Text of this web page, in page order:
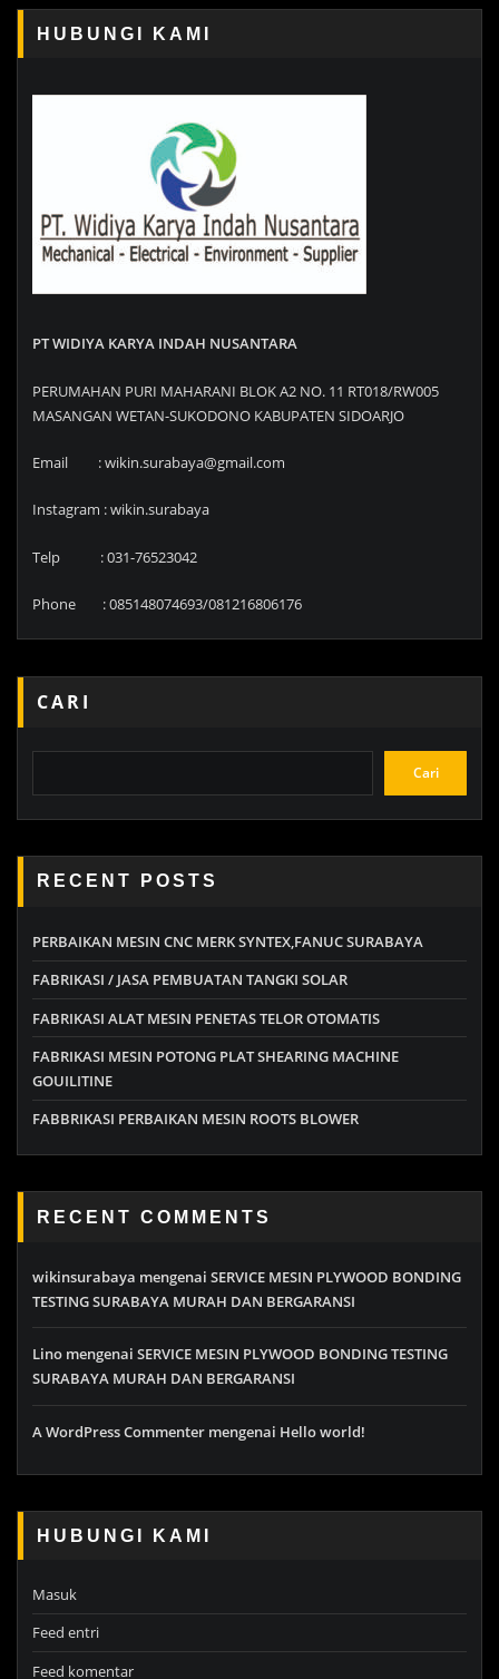
HUBUNGI KAMI
PT WIDIYA KARYA INDAH NUSANTARA
PERUMAHAN PURI MAHARANI BLOK A2 NO. 11 RT018/RW005
MASANGAN WETAN-SUKODONO KABUPATEN SIDOARJO
Email : wikin.surabaya@gmail.com
Instagram : wikin.surabaya
Telp : 031-76523042
Phone : 085148074693/081216806176
CARI
Cari
RECENT POSTS
PERBAIKAN MESIN CNC MERK SYNTEX,FANUC SURABAYA
FABRIKASI / JASA PEMBUATAN TANGKI SOLAR
FABRIKASI ALAT MESIN PENETAS TELOR OTOMATIS
FABRIKASI MESIN POTONG PLAT SHEARING MACHINE
GOUILITINE
FABBRIKASI PERBAIKAN MESIN ROOTS BLOWER
RECENT COMMENTS
wikinsurabaya mengenai SERVICE MESIN PLYWOOD BONDING
TESTING SURABAYA MURAH DAN BERGARANSI
Lino mengenai SERVICE MESIN PLYWOOD BONDING TESTING
SURABAYA MURAH DAN BERGARANSI
A WordPress Commenter mengenai Hello world!
HUBUNGI KAMI
Masuk
Feed entri
Feed komentar